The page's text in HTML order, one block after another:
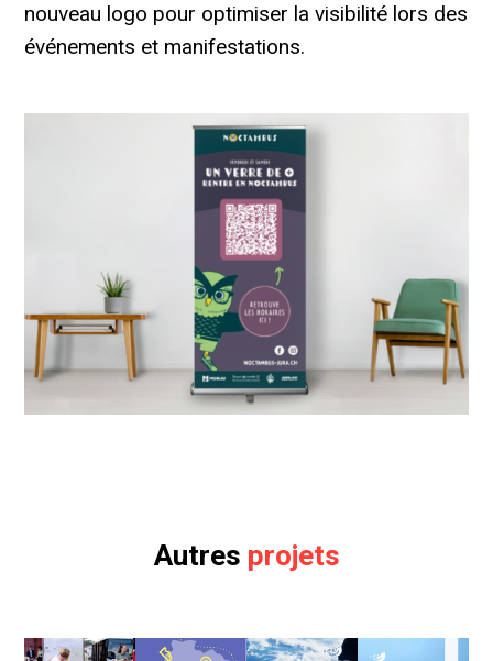
nouveau logo pour optimiser la visibilité lors des
événements et manifestations.
Autres projets